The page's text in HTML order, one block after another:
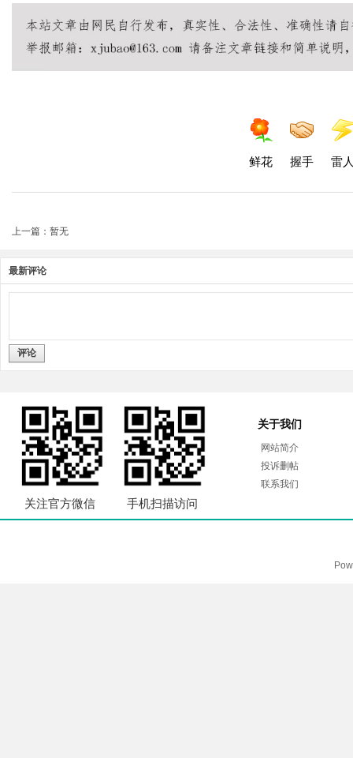
鲜花 握手 雷
上一篇：暂无
最新评论
评论
关注官方微信 手机扫描访问
关于我们
网站简介
投诉删帖
联系我们